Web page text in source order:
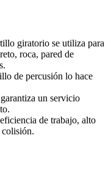
giratorio se utiliza para
roca, pared de
de percusión lo hace
un servicio
de trabajo, alto